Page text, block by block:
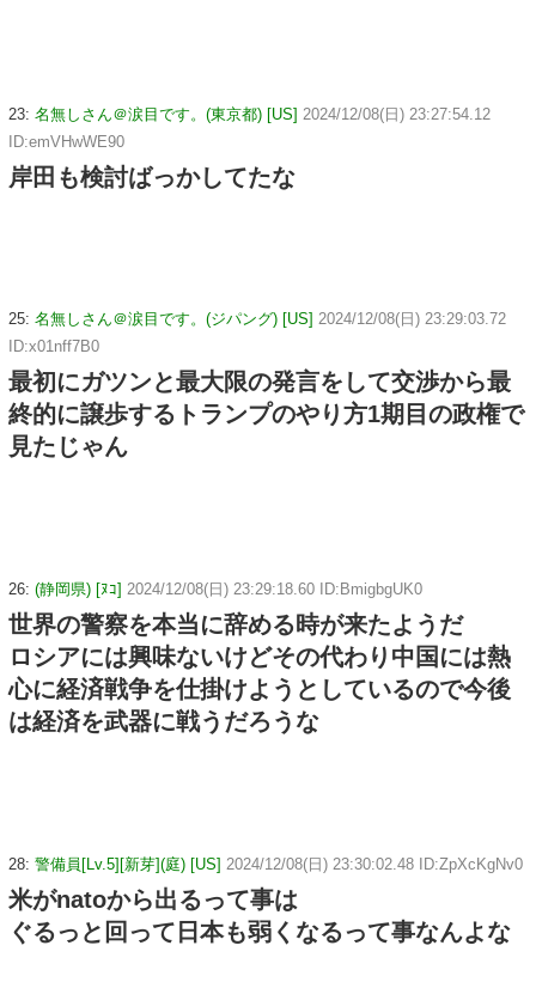
23: 名無しさん＠涙目です。(東京都) [US] 2024/12/08(日) 23:27:54.12
ID:emVHwWE90
岸田も検討ばっかしてたな
25: 名無しさん＠涙目です。(ジパング) [US] 2024/12/08(日) 23:29:03.72
ID:x01nff7B0
最初にガツンと最大限の発言をして交渉から最
終的に譲歩するトランプのやり方1期目の政権で
見たじゃん
26: (静岡県) [ﾇｺ] 2024/12/08(日) 23:29:18.60 ID:BmigbgUK0
世界の警察を本当に辞める時が来たようだ
ロシアには興味ないけどその代わり中国には熱
心に経済戦争を仕掛けようとしているので今後
は経済を武器に戦うだろうな
28: 警備員[Lv.5][新芽](庭) [US] 2024/12/08(日) 23:30:02.48 ID:ZpXcKgNv0
米がnatoから出るって事は
ぐるっと回って日本も弱くなるって事なんよな